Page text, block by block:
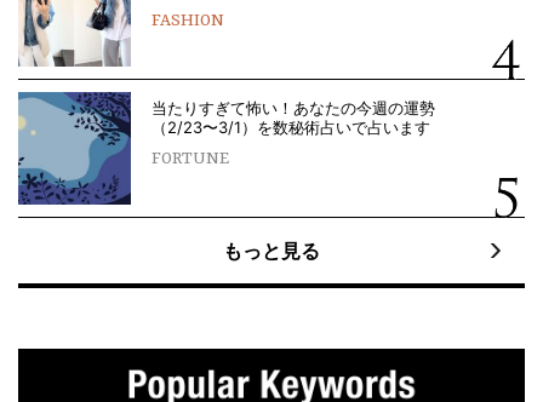
FASHION
当たりすぎて怖い！あなたの今週の運勢
（2/23〜3/1）を数秘術占いで占います
FORTUNE
もっと見る